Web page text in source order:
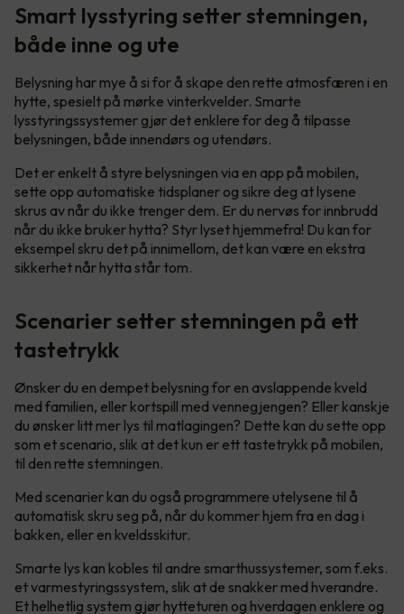
Smart lysstyring setter stemningen,
både inne og ute
Belysning har mye å si for å skape den rette atmosfæren i en
hytte, spesielt på mørke vinterkvelder. Smarte
lysstyringssystemer gjør det enklere for deg å tilpasse
belysningen, både innendørs og utendørs.
Det er enkelt å styre belysningen via en app på mobilen,
sette opp automatiske tidsplaner og sikre deg at lysene
skrus av når du ikke trenger dem. Er du nervøs for innbrudd
når du ikke bruker hytta? Styr lyset hjemmefra! Du kan for
eksempel skru det på innimellom, det kan være en ekstra
sikkerhet når hytta står tom.
Scenarier setter stemningen på ett
tastetrykk
Ønsker du en dempet belysning for en avslappende kveld
med familien, eller kortspill med vennegjengen? Eller kanskje
du ønsker litt mer lys til matlagingen? Dette kan du sette opp
som et scenario, slik at det kun er ett tastetrykk på mobilen,
til den rette stemningen.
Med scenarier kan du også programmere utelysene til å
automatisk skru seg på, når du kommer hjem fra en dag i
bakken, eller en kveldsskitur.
Smarte lys kan kobles til andre smarthussystemer, som f.eks.
et varmestyringssystem, slik at de snakker med hverandre.
Et helhetlig system gjør hytteturen og hverdagen enklere og